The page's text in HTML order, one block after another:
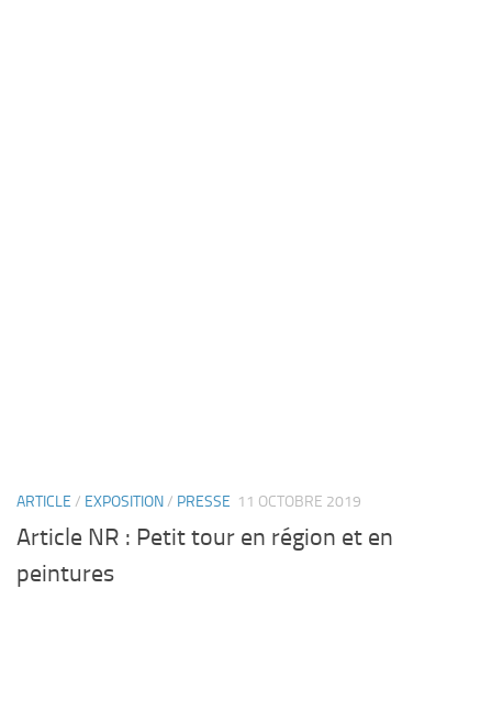
ARTICLE / EXPOSITION/ PRESSE 11 OCTOBRE 2019
Article NR : Petit tour en région et en
peintures